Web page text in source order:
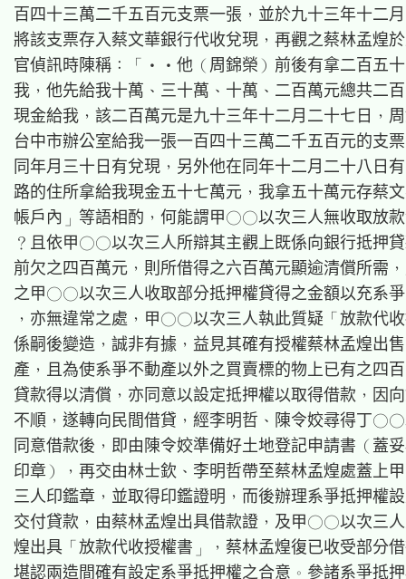
百四十三萬二千五百元支票一張，並於九十三年十二
將該支票存入蔡文華銀行代收兌現，再觀之蔡林孟煌
官偵訊時陳稱：「‧‧他（周錦榮）前後有拿二百五
我，他先給我十萬、三十萬、十萬、二百萬元總共二
現金給我，該二百萬元是九十三年十二月二十七日，
台中市辦公室給我一張一百四十三萬二千五百元的支
同年月三十日有兌現，另外他在同年十二月二十八日
路的住所拿給我現金五十七萬元，我拿五十萬元存蔡
帳戶內」等語相酌，何能謂甲○○以次三人無收取放
？且依甲○○以次三人所辯其主觀上既係向銀行抵押
前欠之四百萬元，則所借得之六百萬元顯逾清償所需
之甲○○以次三人收取部分抵押權貸得之金額以充系
，亦無違常之處，甲○○以次三人執此質疑「放款代
係嗣後變造，誠非有據，益見其確有授權蔡林孟煌出
產，且為使系爭不動產以外之買賣標的物上已有之四
貸款得以清償，亦同意以設定抵押權以取得借款，因
不順，遂轉向民間借貸，經李明哲、陳令姣尋得丁
同意借款後，即由陳令姣準備好土地登記申請書（蓋
印章），再交由林士欽、李明哲帶至蔡林孟煌處蓋上
三人印鑑章，並取得印鑑證明，而後辦理系爭抵押權
交付貸款，由蔡林孟煌出具借款證，及甲○○以次三
煌出具「放款代收授權書」，蔡林孟煌復已收受部分
堪認兩造間確有設定系爭抵押權之合意。參諸系爭抵